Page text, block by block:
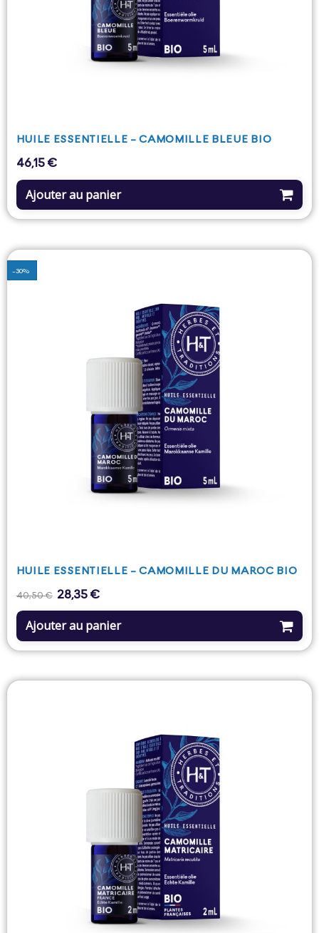
HUILE ESSENTIELLE - CAMOMILLE BLEUE BIO
Prix
46,15 €
Ajouter au panier
HUILE ESSENTIELLE - CAMOMILLE DU MAROC BIO
Prix
base
40,50 € Prix
28,35 €
Ajouter au panier
-30%